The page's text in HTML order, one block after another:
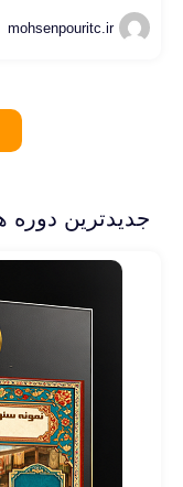
mohsenpouritc.ir
جدیدترین دوره